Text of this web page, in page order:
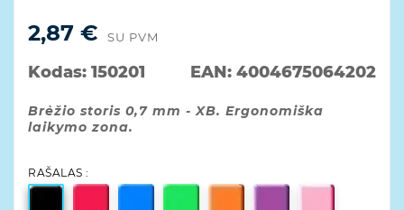
2,87 € SU PVM
Kodas: 150201 EAN: 4004675064202
Brėžio storis 0,7 mm - XB. Ergonomiška
laikymo zona.
RAŠALAS :